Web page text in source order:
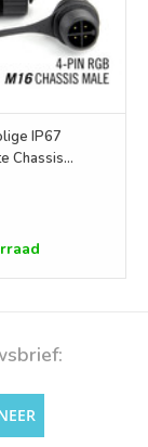
IP67
Chassis